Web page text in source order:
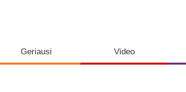
Geriausi Video